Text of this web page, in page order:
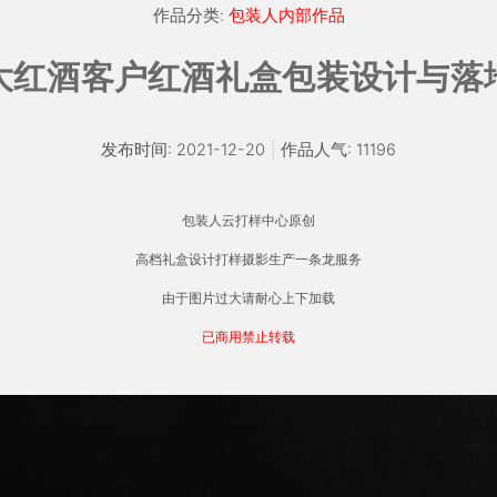
作品分类: 包装人内部作品
红酒客户红酒礼盒包装设计与落
发布时间: 2021-12-20 作品人气: 11196
包装人云打样中心原创
高档礼盒设计打样摄影生产一条龙服务
由于图片过大请耐心上下加载
已商用禁止转载